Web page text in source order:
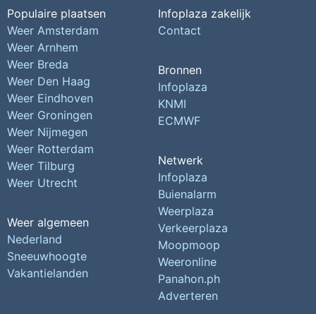
Populaire plaatsen
Weer Amsterdam
Weer Arnhem
Weer Breda
Weer Den Haag
Weer Eindhoven
Weer Groningen
Weer Nijmegen
Weer Rotterdam
Weer Tilburg
Weer Utrecht
Weer algemeen
Nederland
Sneeuwhoogte
Vakantielanden
Infoplaza zakelijk
Contact
Bronnen
Infoplaza
KNMI
ECMWF
Netwerk
Infoplaza
Buienalarm
Weerplaza
Verkeerplaza
Moopmoop
Weeronline
Panahon.ph
Adverteren